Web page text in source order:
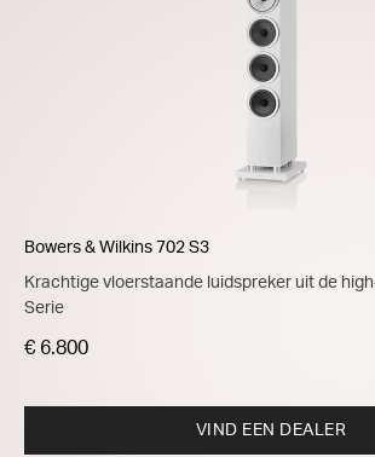
Bowers & Wilkins 702 S3
Krachtige vloerstaande luidspreker uit de
Serie
€ 6.800
VIND EEN DEALER